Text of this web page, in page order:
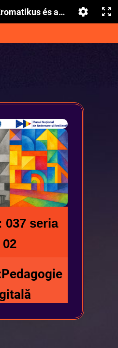
és akromatikus
037 seria
02